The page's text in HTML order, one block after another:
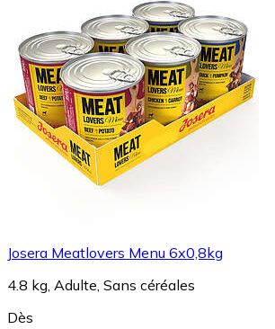
Josera Meatlovers Menu 6x0,8kg
4.8 kg, Adulte, Sans céréales
Dès